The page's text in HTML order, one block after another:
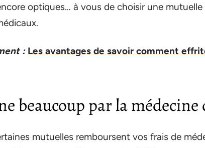
optiques… à vous de choisir une
: Les avantages de savoir comment
beaucoup par la médecine
mutuelles remboursent vos frais de